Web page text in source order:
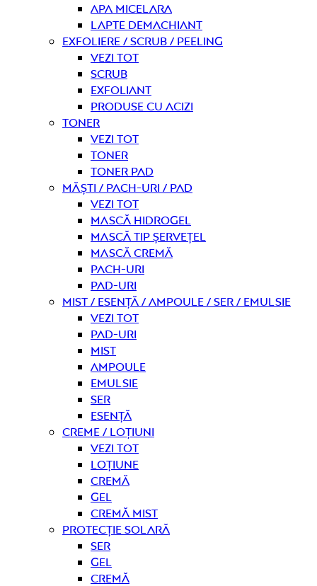
Apa micelara
Lapte demachiant
Exfoliere / Scrub / Peeling
Vezi tot
Scrub
Exfoliant
Produse cu acizi
Toner
Vezi tot
Toner
Toner pad
Măști / Pach-uri / Pad
Vezi tot
Mască hidrogel
Mască tip șervețel
Mască Cremă
Pach-uri
Pad-uri
Mist / Esență / Ampoule / Ser / Emulsie
Vezi tot
Pad-uri
Mist
Ampoule
Emulsie
Ser
Esență
Creme / Loțiuni
Vezi tot
Loțiune
Cremă
Gel
Cremă mist
Protecție solară
Ser
Gel
Cremă